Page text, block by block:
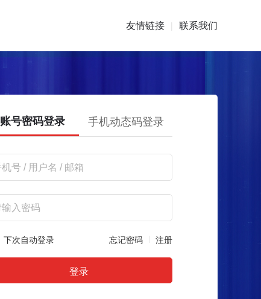
友情链接 | 联系我们
账号密码登录 手机动态码登录
下次自动登录 忘记密码 注册